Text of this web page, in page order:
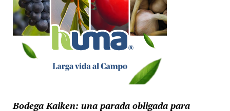
Bodega Kaiken: una parada obligada para